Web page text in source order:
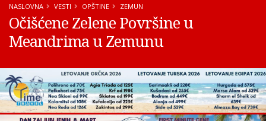
NASLOVNA VESTI OPŠTINE ZEMUN
Očišćene Zelene Površine u
Meandrima u Zemunu